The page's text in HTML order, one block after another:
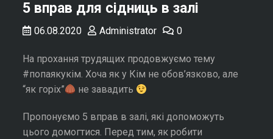
5 вправ для сідниць в залі
06.08.2020 Administrator 0
На прохання трудящих продовжуємо тему
#попаякукім. Хоча як у Кім не обов’язково, але
“як горіх”
не завадить
Пропонуємо 5 вправ в залі, які допоможуть
цього домогтися. Перед тим, як робити